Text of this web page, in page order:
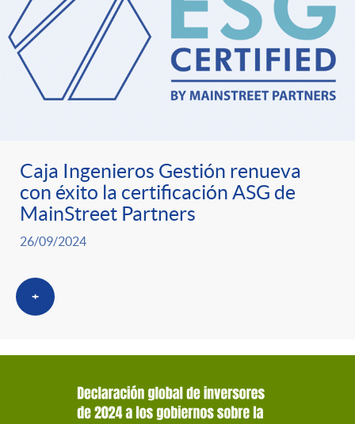
Caja Ingenieros Gestión renueva
con éxito la certificación ASG de
MainStreet Partners
26/09/2024
+